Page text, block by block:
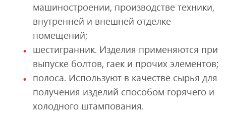
машиностроении, производстве техники,
внутренней и внешней отделке
помещений;
шестигранник. Изделия применяются при
выпуске болтов, гаек и прочих элементов;
полоса. Используют в качестве сырья для
получения изделий способом горячего и
холодного штампования.